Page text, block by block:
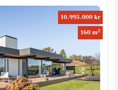
10.995.000 kr
160 m2